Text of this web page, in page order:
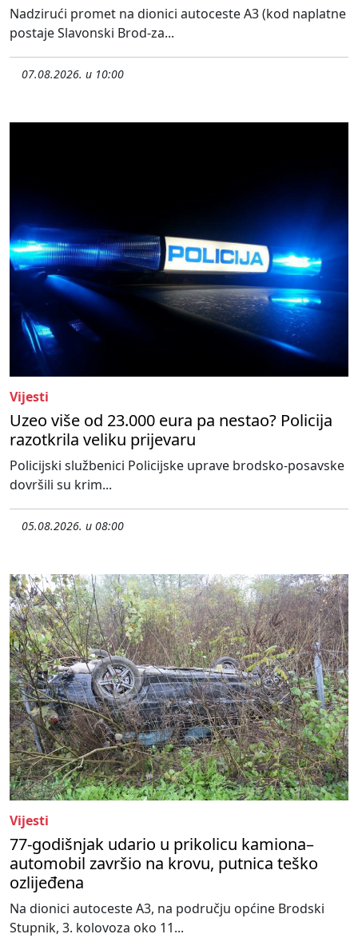
Nadzirući promet na dionici autoceste A3 (kod naplatne
postaje Slavonski Brod-za...
07.08.2026. u 10:00
Vijesti
Uzeo više od 23.000 eura pa nestao? Policija
razotkrila veliku prijevaru
Policijski službenici Policijske uprave brodsko-posavske
dovršili su krim...
05.08.2026. u 08:00
Vijesti
77-godišnjak udario u prikolicu kamiona–
automobil završio na krovu, putnica teško
ozlijeđena
Na dionici autoceste A3, na području općine Brodski
Stupnik, 3. kolovoza oko 11...